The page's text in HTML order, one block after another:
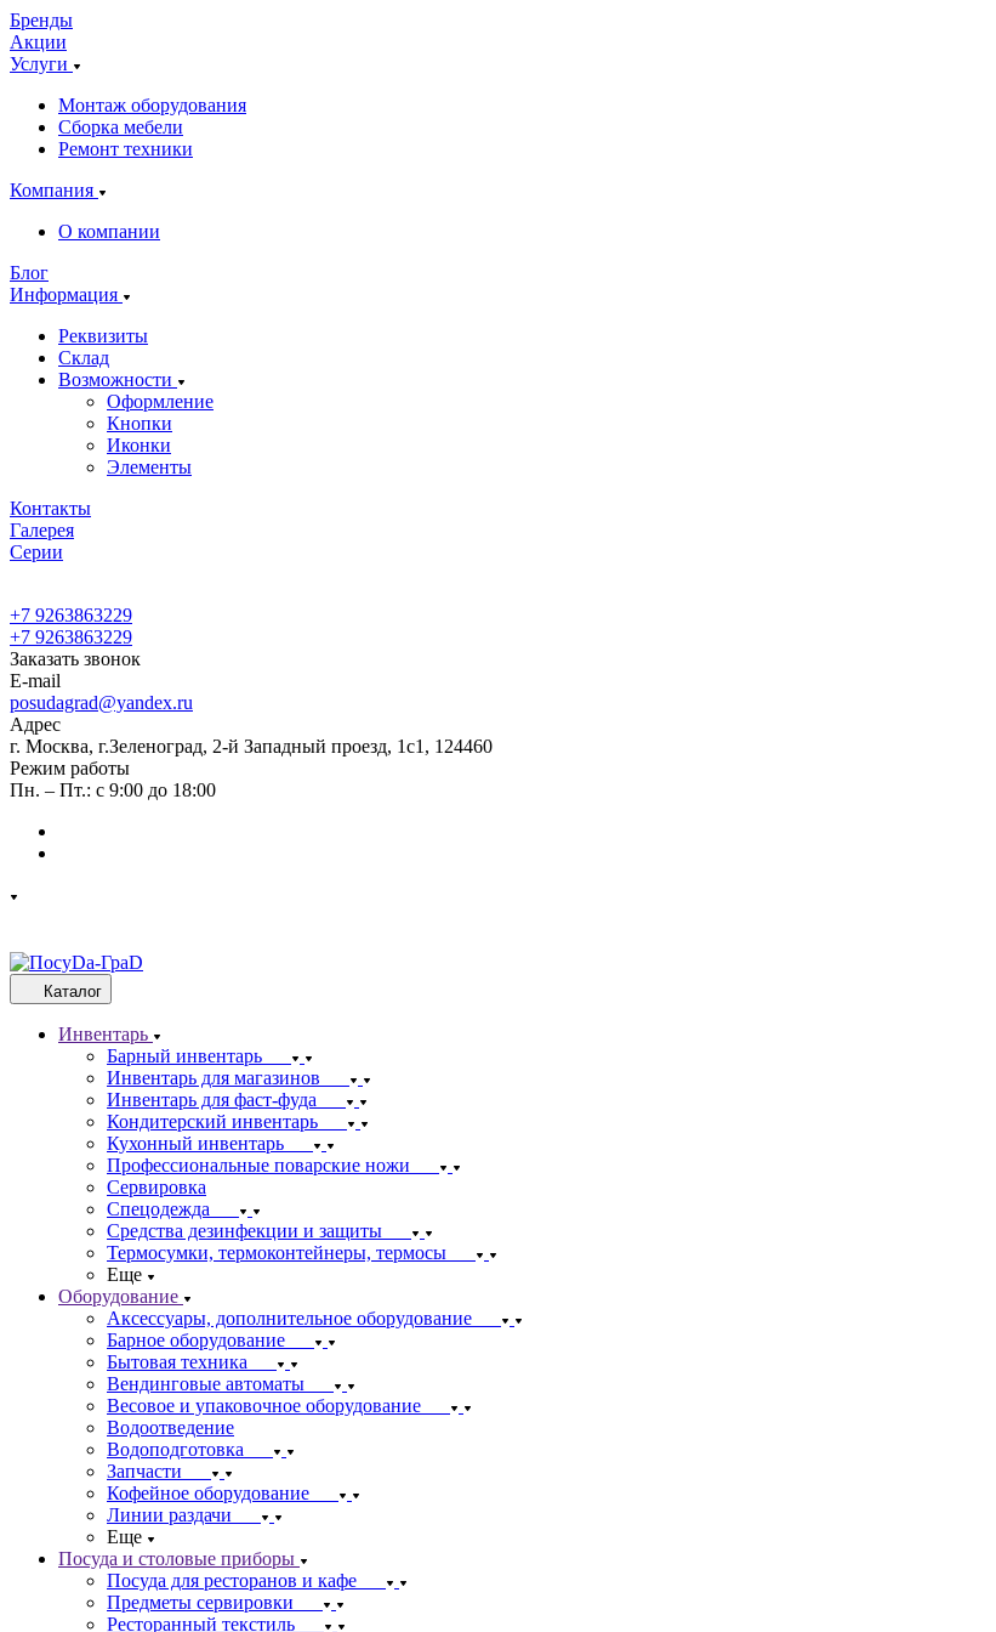
Бренды
Акции
Услуги
Монтаж оборудования
Сборка мебели
Ремонт техники
Компания
О компании
Блог
Информация
Реквизиты
Склад
Возможности
Оформление
Кнопки
Иконки
Элементы
Контакты
Галерея
Cерии
+7 9263863229
+7 9263863229
Заказать звонок
E-mail
posudagrad@yandex.ru
Адрес
г. Москва, г.Зеленоград, 2-й Западный проезд, 1с1, 124460
Режим работы
Пн. – Пт.: с 9:00 до 18:00
Каталог
Инвентарь
Барный инвентарь
Инвентарь для магазинов
Инвентарь для фаст-фуда
Кондитерский инвентарь
Кухонный инвентарь
Профессиональные поварские ножи
Сервировка
Спецодежда
Средства дезинфекции и защиты
Термосумки, термоконтейнеры, термосы
Еще
Оборудование
Аксессуары, дополнительное оборудование
Барное оборудование
Бытовая техника
Вендинговые автоматы
Весовое и упаковочное оборудование
Водоотведение
Водоподготовка
Запчасти
Кофейное оборудование
Линии раздачи
Еще
Посуда и столовые приборы
Посуда для ресторанов и кафе
Предметы сервировки
Ресторанный текстиль